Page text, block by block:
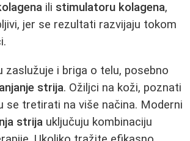
ili stimulatoru kolagena,
jer se rezultati razvijaju tokom
zaslužuje i briga o telu, posebno
strija. Ožiljci na koži, poznati
se tretirati na više načina. Moderni
strija uključuju kombinaciju